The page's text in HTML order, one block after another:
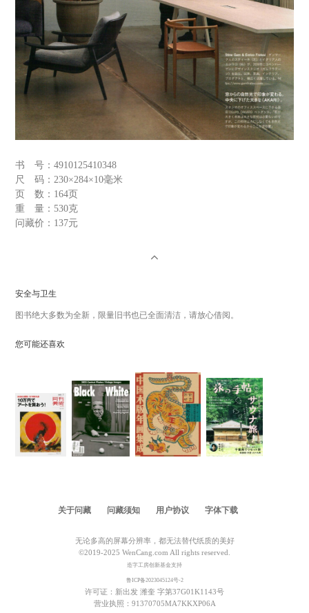
书 号：4910125410348
尺 码： 230×284×10毫米
页 数： 164页
重 量： 530克
问藏价： 137元
安全与卫生
图书绝大多数为全新，限量旧书也已全面清洁，请放心借阅。
您可能还喜欢
关于问藏 问藏须知 用户协议 字体下载
无论多高的屏幕分辨率，都无法替代纸质的美好
©2019-2025 WenCang.com All rights reserved.
造字工房创新基金支持
鲁ICP备2023045124号-2
许可证：新出发 潍奎 字第37G01K1143号
营业执照：91370705MA7KKXP06A